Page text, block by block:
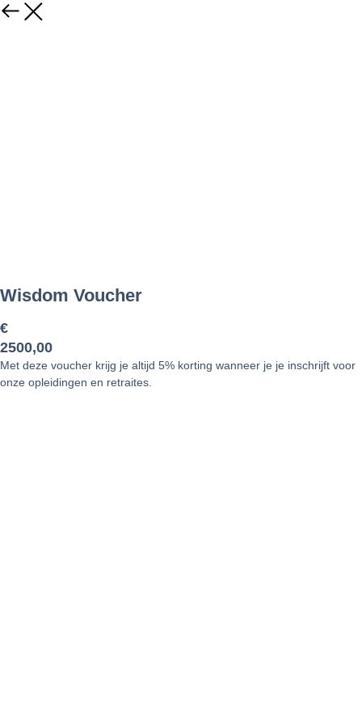
Wisdom Voucher
€
2500,00
Met deze voucher krijg je altijd 5% korting wanneer je je inschrijft voor
onze opleidingen en retraites.